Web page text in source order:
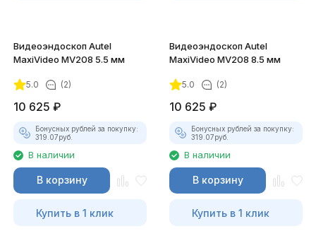
Видеоэндоскоп Autel
MaxiVideo MV208 5.5 мм
5.0 (2)
10 625 ₽
Бонусных рублей за покупку:
319.07руб.
В наличии
В корзину
Купить в 1 клик
Видеоэндоскоп Autel
MaxiVideo MV208 8.5 мм
5.0 (2)
10 625 ₽
Бонусных рублей за покупку:
319.07руб.
В наличии
В корзину
Купить в 1 клик